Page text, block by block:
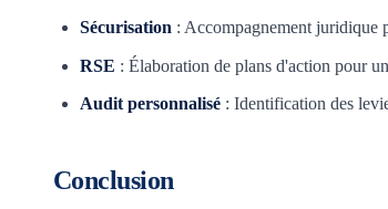
Sécurisation : Accompagnement juridique
RSE : Élaboration de plans d'action pour
Audit personnalisé : Identification des
Conclusion